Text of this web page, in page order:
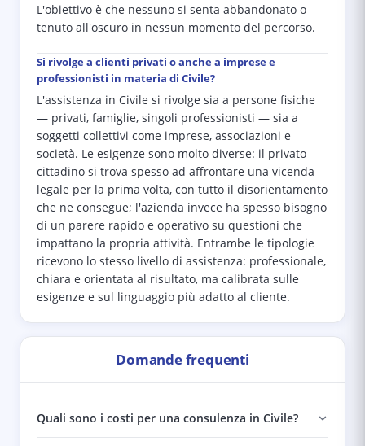
L'obiettivo è che nessuno si senta abbandonato o
tenuto all'oscuro in nessun momento del percorso.
Si rivolge a clienti privati o anche a imprese e
professionisti in materia di Civile?
L'assistenza in Civile si rivolge sia a persone fisiche
— privati, famiglie, singoli professionisti — sia a
soggetti collettivi come imprese, associazioni e
società. Le esigenze sono molto diverse: il privato
cittadino si trova spesso ad affrontare una vicenda
legale per la prima volta, con tutto il disorientamento
che ne consegue; l'azienda invece ha spesso bisogno
di un parere rapido e operativo su questioni che
impattano la propria attività. Entrambe le tipologie
ricevono lo stesso livello di assistenza: professionale,
chiara e orientata al risultato, ma calibrata sulle
esigenze e sul linguaggio più adatto al cliente.
Domande frequenti
Quali sono i costi per una consulenza in Civile?